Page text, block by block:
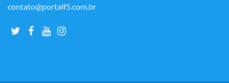
contato@portalf5.com.br